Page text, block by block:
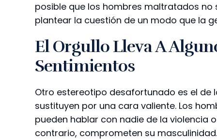
posible que los hombres maltratados
plantear la cuestión de un modo que la
El Orgullo Lleva A
Sentimientos
Otro estereotipo desafortunado es el de
sustituyen por una cara valiente. Los
pueden hablar con nadie de la violencia
contrario, comprometen su masculinidad.